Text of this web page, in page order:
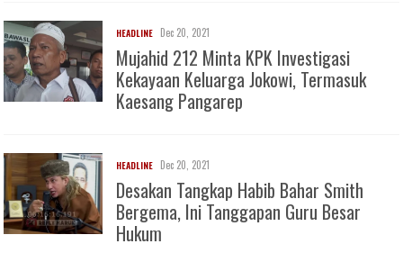
HEADLINE Dec 20, 2021
Mujahid 212 Minta KPK Investigasi
Kekayaan Keluarga Jokowi, Termasuk
Kaesang Pangarep
HEADLINE Dec 20, 2021
Desakan Tangkap Habib Bahar Smith
Bergema, Ini Tanggapan Guru Besar
Hukum